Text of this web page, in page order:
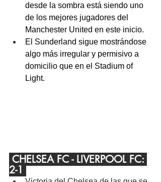
desde la sombra está siendo uno
de los mejores jugadores del
Manchester United en este inicio.
El Sunderland sigue mostrándose
algo más irregular y permisivo a
domicilio que en el Stadium of
Light.
CHELSEA FC - LIVERPOOL FC:
2-1